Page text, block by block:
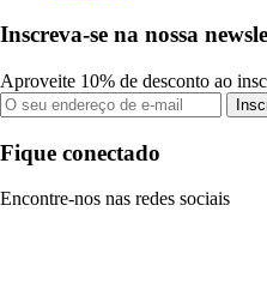
Inscreva-se na nossa
Aproveite 10% de desconto ao
Fique conectado
Encontre-nos nas redes sociais